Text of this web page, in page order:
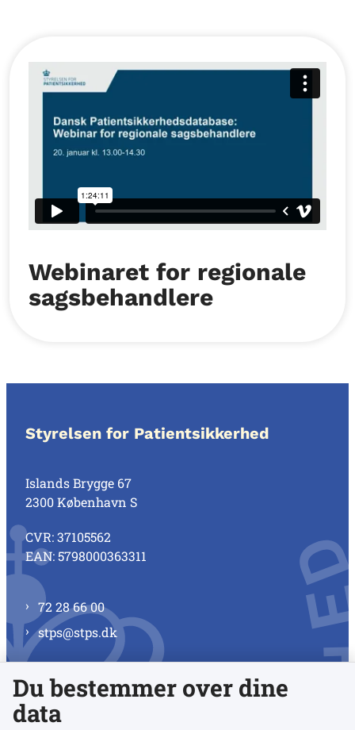
Webinaret for regionale
sagsbehandlere
Styrelsen for Patientsikkerhed
Islands Brygge 67
2300 København S
CVR: 37105562
EAN: 5798000363311
72 28 66 00
stps@stps.dk
Se alle kontaktnumre
Du bestemmer over dine
data